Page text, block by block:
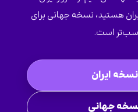
هستید، نسخه جهانی برای
است.
ایران
جهانی